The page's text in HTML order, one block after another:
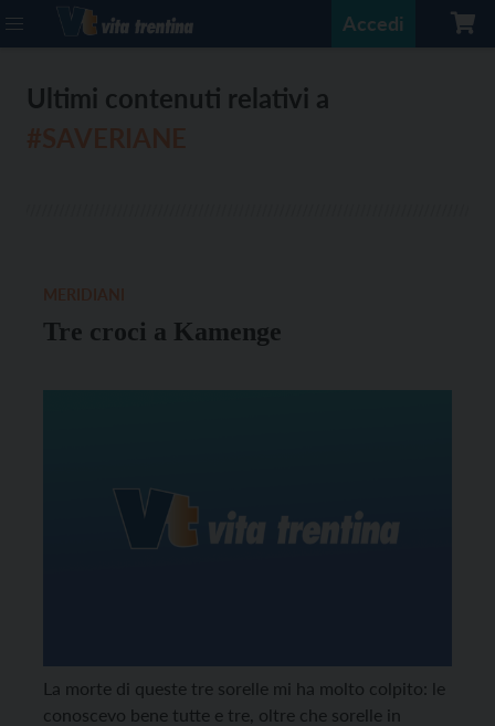
Accedi
Ultimi contenuti relativi a
Tre croci a Kamenge
La morte di queste tre sorelle mi ha molto colpito: le
conoscevo bene tutte e tre, oltre che sorelle in